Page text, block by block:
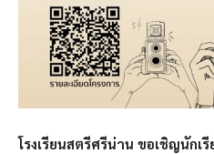
โรงเรียนสตรีศรีน่าน ขอเชิญนักเ